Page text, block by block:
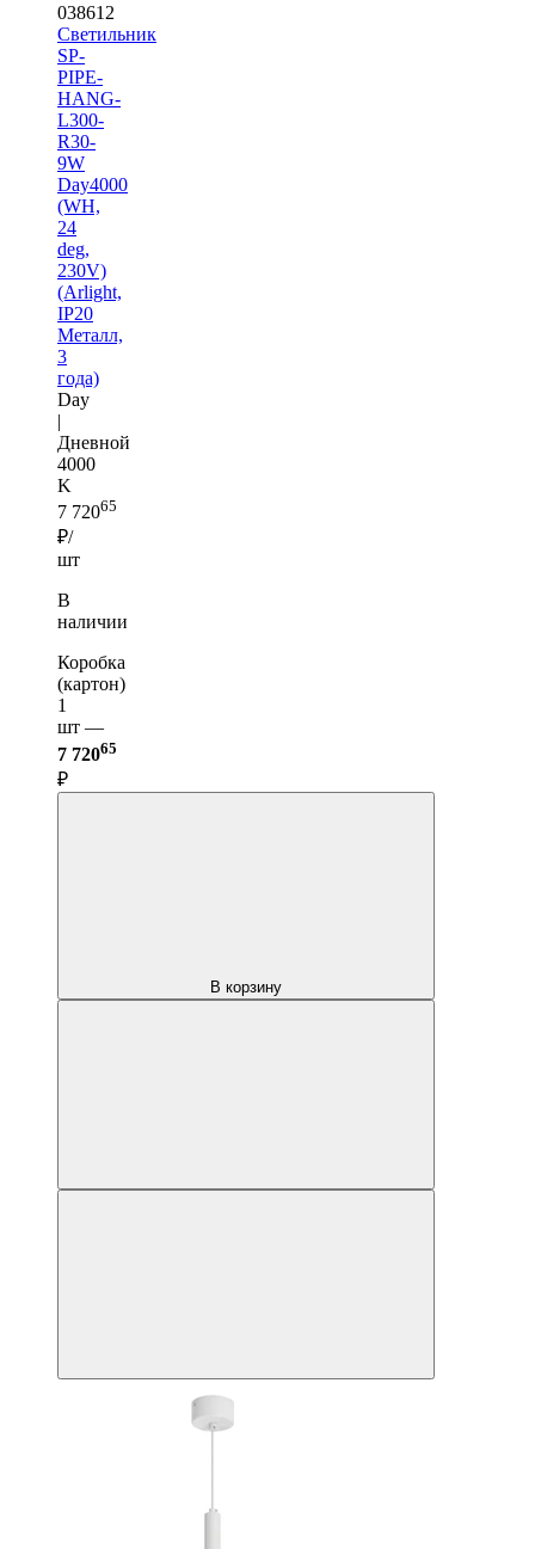
038612
Светильник
SP-
PIPE-
HANG-
L300-
R30-
9W
Day4000
(WH,
24
deg,
230V)
(Arlight,
IP20
Металл,
3
года)
Day
|
Дневной
4000
K
7 72065
₽/
шт
В
наличии
Коробка
(картон)
1
шт —
7 72065
₽
В корзину